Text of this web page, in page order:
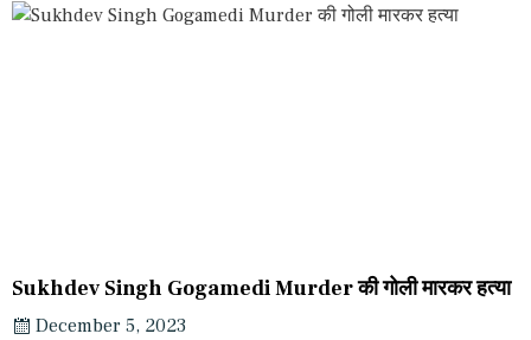
Sukhdev Singh Gogamedi Murder की गोली मारकर हत्या
December 5, 2023